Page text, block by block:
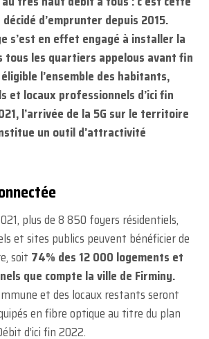
d’emprunter depuis 2015.
s’est en effet engagé à installer la
tous les quartiers appelous avant fin
l’ensemble des habitants,
et locaux professionnels d’ici fin
l’arrivée de la 5G sur le territoire
un outil d’attractivité
plus de 8 850 foyers résidentiels,
et sites publics peuvent bénéficier de
soit 74% des 12 000 logements et
que compte la ville de Firminy.
et des locaux restants seront
en fibre optique au titre du plan
d’ici fin 2022.